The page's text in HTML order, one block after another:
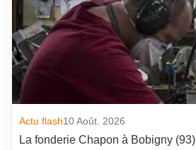
Actu flash10 Août. 2026
La fonderie Chapon à Bobigny (93)